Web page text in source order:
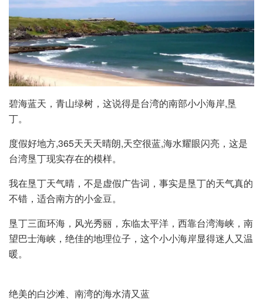
碧海蓝天，青山绿树，这说得是台湾的南部小小海岸,垦
丁。
度假好地方,365天天天晴朗,天空很蓝,海水耀眼闪亮，这是
台湾垦丁现实存在的模样。
我在垦丁天气晴，不是虚假广告词，事实是垦丁的天气真的
不错，适合南方的小金豆。
垦丁三面环海，风光秀丽，东临太平洋，西靠台湾海峡，南
望巴士海峡，绝佳的地理位子，这个小小海岸显得迷人又温
暖。
绝美的白沙滩、南湾的海水清又蓝